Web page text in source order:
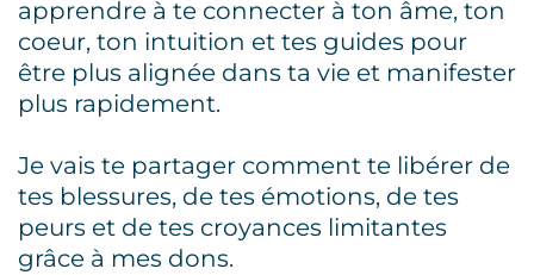
apprendre à te connecter à ton âme, ton
coeur, ton intuition et tes guides pour
être plus alignée dans ta vie et manifester
plus rapidement.
Je vais te partager comment te libérer de
tes blessures, de tes émotions, de tes
peurs et de tes croyances limitantes
grâce à mes dons.